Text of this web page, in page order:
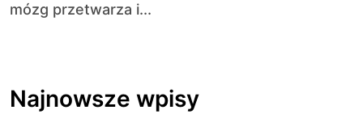
mózg przetwarza i...
Najnowsze wpisy